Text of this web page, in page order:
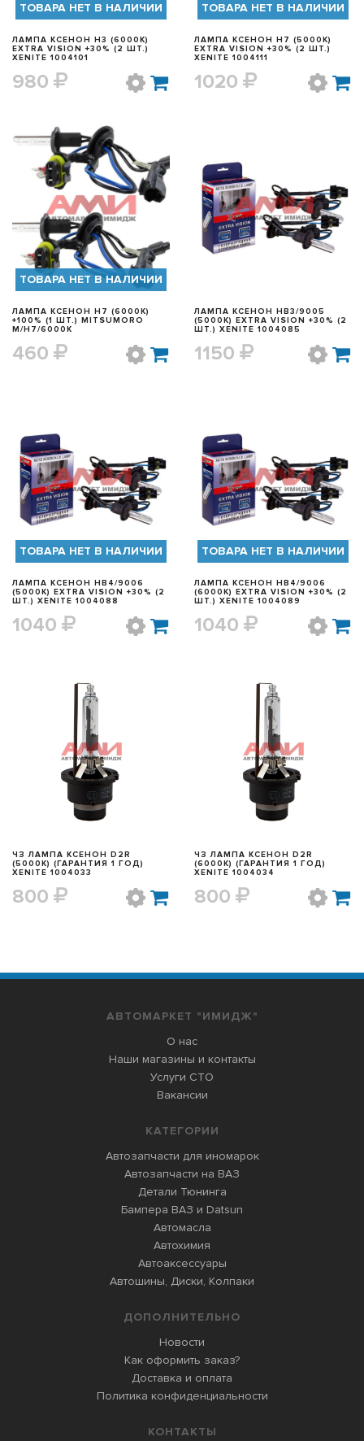
ТОВАРА НЕТ В НАЛИЧИИ
ЛАМПА КСЕНОН H3 (6000K)
EXTRA VISION +30% (2 ШТ.)
XENITE 1004101
980
ТОВАРА НЕТ В НАЛИЧИИ
ЛАМПА КСЕНОН H7 (5000K)
EXTRA VISION +30% (2 ШТ.)
XENITE 1004111
1020
БЫСТРЫЙ ПРОСМОТР
ТОВАРА НЕТ В НАЛИЧИИ
ЛАМПА КСЕНОН H7 (6000K)
+100% (1 ШТ.) MITSUMORO
M/H7/6000K
460
БЫСТРЫЙ ПРОСМОТР
ЛАМПА КСЕНОН HB3/9005
(5000K) EXTRA VISION +30% (2
ШТ.) XENITE 1004085
1150
БЫСТРЫЙ ПРОСМОТР
ТОВАРА НЕТ В НАЛИЧИИ
ЛАМПА КСЕНОН HB4/9006
(5000K) EXTRA VISION +30% (2
ШТ.) XENITE 1004088
1040
БЫСТРЫЙ ПРОСМОТР
ТОВАРА НЕТ В НАЛИЧИИ
ЛАМПА КСЕНОН HB4/9006
(6000K) EXTRA VISION +30% (2
ШТ.) XENITE 1004089
1040
БЫСТРЫЙ ПРОСМОТР
ЧЗ ЛАМПА КСЕНОН D2R
(5000K) (ГАРАНТИЯ 1 ГОД)
XENITE 1004033
800
БЫСТРЫЙ ПРОСМОТР
ЧЗ ЛАМПА КСЕНОН D2R
(6000K) (ГАРАНТИЯ 1 ГОД)
XENITE 1004034
800
АВТОМАРКЕТ "ИМИДЖ"
О нас
Наши магазины и контакты
Услуги СТО
Вакансии
КАТЕГОРИИ
Автозапчасти для иномарок
Автозапчасти на ВАЗ
Детали Тюнинга
Бампера ВАЗ и Datsun
Автомасла
Автохимия
Автоаксессуары
Автошины, Диски, Колпаки
ДОПОЛНИТЕЛЬНО
Новости
Как оформить заказ?
Доставка и оплата
Политика конфиденциальности
КОНТАКТЫ